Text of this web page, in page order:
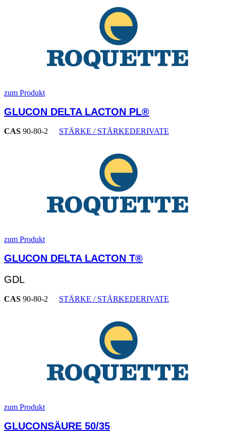
zum Produkt
GLUCON DELTA LACTON PL®
CAS 90-80-2 STÄRKE / STÄRKEDERIVATE
zum Produkt
GLUCON DELTA LACTON T®
GDL
CAS 90-80-2 STÄRKE / STÄRKEDERIVATE
zum Produkt
GLUCONSÄURE 50/35